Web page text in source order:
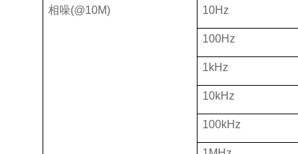
相噪(@10M) 10Hz
100Hz
1kHz
10kHz
100kHz